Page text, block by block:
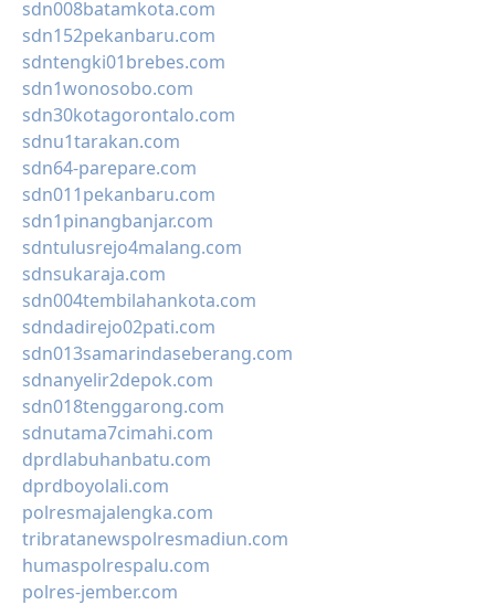
sdn008batamkota.com
sdn152pekanbaru.com
sdntengki01brebes.com
sdn1wonosobo.com
sdn30kotagorontalo.com
sdnu1tarakan.com
sdn64-parepare.com
sdn011pekanbaru.com
sdn1pinangbanjar.com
sdntulusrejo4malang.com
sdnsukaraja.com
sdn004tembilahankota.com
sdndadirejo02pati.com
sdn013samarindaseberang.com
sdnanyelir2depok.com
sdn018tenggarong.com
sdnutama7cimahi.com
dprdlabuhanbatu.com
dprdboyolali.com
polresmajalengka.com
tribratanewspolresmadiun.com
humaspolrespalu.com
polres-jember.com